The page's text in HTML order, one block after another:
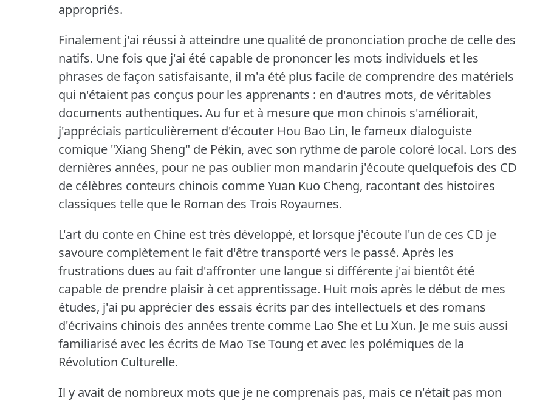
appropriés.
Finalement j'ai réussi à atteindre une qualité de prononciation proche de celle des
natifs. Une fois que j'ai été capable de prononcer les mots individuels et les
phrases de façon satisfaisante, il m'a été plus facile de comprendre des matériels
qui n'étaient pas conçus pour les apprenants : en d'autres mots, de véritables
documents authentiques. Au fur et à mesure que mon chinois s'améliorait,
j'appréciais particulièrement d'écouter Hou Bao Lin, le fameux dialoguiste
comique "Xiang Sheng" de Pékin, avec son rythme de parole coloré local. Lors des
dernières années, pour ne pas oublier mon mandarin j'écoute quelquefois des CD
de célèbres conteurs chinois comme Yuan Kuo Cheng, racontant des histoires
classiques telle que le Roman des Trois Royaumes.
L'art du conte en Chine est très développé, et lorsque j'écoute l'un de ces CD je
savoure complètement le fait d'être transporté vers le passé. Après les
frustrations dues au fait d'affronter une langue si différente j'ai bientôt été
capable de prendre plaisir à cet apprentissage. Huit mois après le début de mes
études, j'ai pu apprécier des essais écrits par des intellectuels et des romans
d'écrivains chinois des années trente comme Lao She et Lu Xun. Je me suis aussi
familiarisé avec les écrits de Mao Tse Toung et avec les polémiques de la
Révolution Culturelle.
Il y avait de nombreux mots que je ne comprenais pas, mais ce n'était pas mon